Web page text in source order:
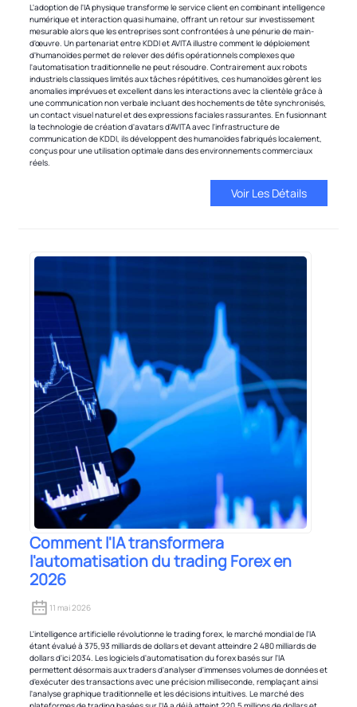
L'adoption de l'IA physique transforme le service client en combinant intelligence
numérique et interaction quasi humaine, offrant un retour sur investissement
mesurable alors que les entreprises sont confrontées à une pénurie de main-
d'œuvre. Un partenariat entre KDDI et AVITA illustre comment le déploiement
d'humanoïdes permet de relever des défis opérationnels complexes que
l'automatisation traditionnelle ne peut résoudre. Contrairement aux robots
industriels classiques limités aux tâches répétitives, ces humanoïdes gèrent les
anomalies imprévues et excellent dans les interactions avec la clientèle grâce à
une communication non verbale incluant des hochements de tête synchronisés,
un contact visuel naturel et des expressions faciales rassurantes. En fusionnant
la technologie de création d'avatars d'AVITA avec l'infrastructure de
communication de KDDI, ils développent des humanoïdes fabriqués localement,
conçus pour une utilisation optimale dans des environnements commerciaux
réels.
Voir Les Détails
Comment l'IA transformera
l'automatisation du trading Forex en
2026
11 mai 2026
L'intelligence artificielle révolutionne le trading forex, le marché mondial de l'IA
étant évalué à 375,93 milliards de dollars et devant atteindre 2 480 milliards de
dollars d'ici 2034. Les logiciels d'automatisation du forex basés sur l'IA
permettent désormais aux traders d'analyser d'immenses volumes de données et
d'exécuter des transactions avec une précision milliseconde, remplaçant ainsi
l'analyse graphique traditionnelle et les décisions intuitives. Le marché des